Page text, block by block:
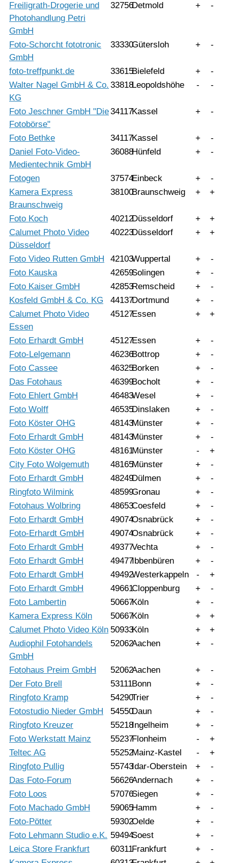
Freiligrath-Drogerie und
Photohandlung Petri
GmbH
32756Detmold + -
Foto-Schorcht fototronic
GmbH
33330Gütersloh + -
foto-treffpunkt.de 33615Bielefeld +
-
Walter Nagel GmbH & Co.
KG
33818Leopoldshöhe - -
Foto Jeschner GmbH "Die
Fotobörse"
34117Kassel + -
Foto Bethke 34117Kassel +
-
Daniel Foto-Video-
Medientechnik GmbH
36088Hünfeld + -
Fotogen 37574Einbeck +
-
Kamera Express
Braunschweig
38100Braunschweig + +
Foto Koch 40212Düsseldorf +
+
Calumet Photo Video
Düsseldorf
40223Düsseldorf + +
Foto Video Rutten GmbH 42103Wuppertal +
-
Foto Kauska
42659Solingen +
-
Foto Kaiser GmbH
42853Remscheid +
-
Kosfeld GmbH & Co. KG
44137Dortmund +
-
Calumet Photo Video
Essen
45127Essen + +
Foto Erhardt GmbH 45127Essen +
-
Foto-Lelgemann
46236Bottrop +
-
Foto Cassee
46325Borken +
-
Das Fotohaus
46399Bocholt +
-
Foto Ehlert GmbH
46483Wesel +
-
Foto Wolff
46535Dinslaken +
-
Foto Köster OHG
48143Münster +
-
Foto Erhardt GmbH
48143Münster +
-
Foto Köster OHG
48161Münster -
+
City Foto Wolgemuth
48165Münster +
-
Foto Erhardt GmbH
48249Dülmen +
-
Ringfoto Wilmink
48599Gronau +
-
Fotohaus Wolbring
48653Coesfeld +
-
Foto Erhardt GmbH
49074Osnabrück +
-
Foto-Erhardt GmbH
49074Osnabrück +
-
Foto Erhardt GmbH
49377Vechta +
-
Foto Erhardt GmbH
49477Ibbenbüren +
-
Foto Erhardt GmbH
49492Westerkappeln -
+
Foto Erhardt GmbH
49661Cloppenburg +
-
Foto Lambertin
50667Köln +
-
Kamera Express Köln
50667Köln +
+
Calumet Photo Video Köln 50933Köln +
+
Audiophil Fotohandels
GmbH
52062Aachen + -
Fotohaus Preim GmbH 52062Aachen +
-
Der Foto Brell
53111Bonn +
-
Ringfoto Kramp
54290Trier +
-
Fotostudio Nieder GmbH
54550Daun +
-
Ringfoto Kreuzer
55218Ingelheim +
-
Foto Werkstatt Mainz
55237Flonheim -
+
Teltec AG
55252Mainz-Kastel -
+
Ringfoto Pullig
55743Idar-Oberstein +
-
Das Foto-Forum
56626Andernach +
-
Foto Loos
57076Siegen +
-
Foto Machado GmbH
59065Hamm +
-
Foto-Pötter
59302Oelde +
-
Foto Lehmann Studio e.K. 59494Soest +
-
Leica Store Frankfurt
60311Frankfurt +
-